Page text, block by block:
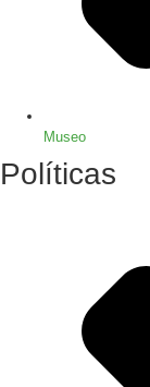
Museo
Políticas